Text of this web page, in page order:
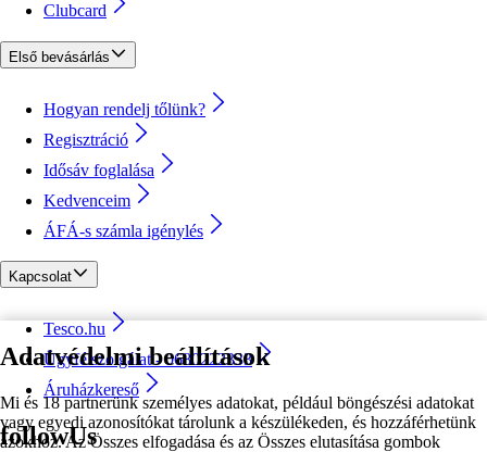
Adatvédelmi beállítások
Mi és 18 partnerünk személyes adatokat, például böngészési adatokat
vagy egyedi azonosítókat tárolunk a készülékeden, és hozzáférhetünk
azokhoz. Az Összes elfogadása és az Összes elutasítása gombok
Clubcard
Első bevásárlás
Hogyan rendelj tőlünk?
Regisztráció
Idősáv foglalása
Kedvenceim
ÁFÁ-s számla igénylés
Kapcsolat
Tesco.hu
Ügyfélszolgálat - 0680222333
Áruházkereső
followUs